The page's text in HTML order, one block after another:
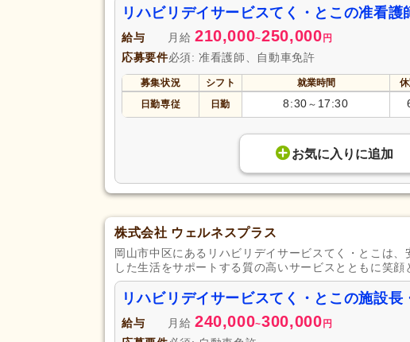
リハビリデイサービスてく・とこの准看護
給与 月給 210,000~250,000 円
応募要件必須: 准看護師、自動車免許
募集状況 シフト 就業時間
日勤専従
日勤 8:30 ～ 17:30
お気に入り に追加
株式会社 ウェルネスプラス
岡山市中区にあるリハビリデイサービスてく・とこは
した生活をサポートする質の高いサービスとともに笑
リハビリデイサービスてく・とこの施設長
給与 月給 240,000~300,000 円